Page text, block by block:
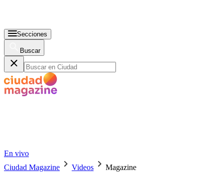
Secciones
Buscar
En vivo
Ciudad Magazine
Videos Magazine